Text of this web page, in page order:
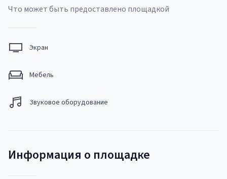
Что может быть предоставлено площадкой
Экран
Мебель
Звуковое оборудование
Информация о площадке